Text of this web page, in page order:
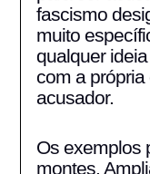
fascismo
muito
qualquer
com a
acusador.
Os exemplos
montes.